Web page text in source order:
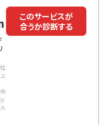
y
このサービスが
合うか診断する